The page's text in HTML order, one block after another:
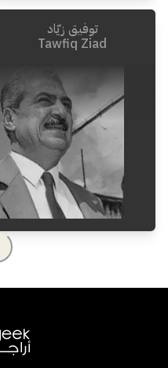
توفيق زيّاد
Tawfiq Ziad